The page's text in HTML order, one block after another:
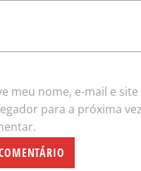
meu nome, e-mail e
para a próxima